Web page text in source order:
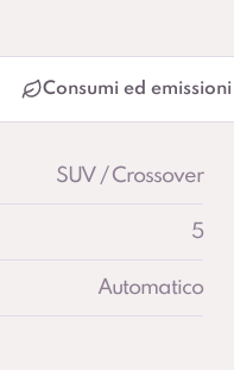
Consumi ed emissioni
SUV / Crossover
5
Automatico